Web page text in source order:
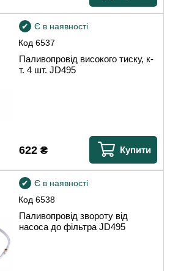
Код6537
Є в наявності
Паливопровід високого тиску, к-
т. 4 шт. JD495
622₴ Купити
Код6538
Є в наявності
Паливопровід звороту від
насоса до фільтра JD495